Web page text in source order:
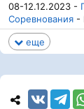
08-12.12.2023 -
Соревнования -
еще